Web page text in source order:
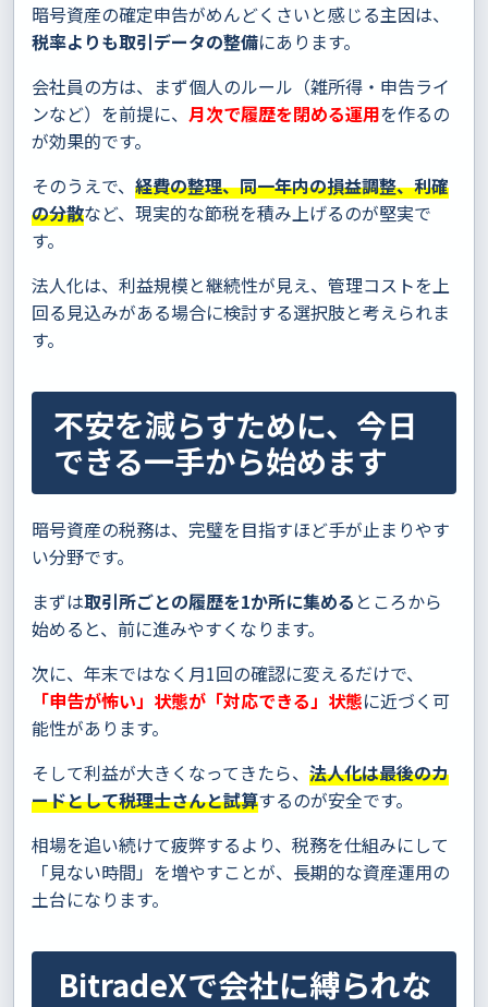
暗号資産の確定申告がめんどくさいと感じる主因は、
税率よりも取引データの整備にあります。
会社員の方は、まず個人のルール（雑所得・申告ライ
ンなど）を前提に、 月次で履歴を閉める運用を作るの
が効果的です。
そのうえで、 経費の整理、同一年内の損益調整、利確
の分散など、現実的な節税を積み上げるのが堅実で
す。
法人化は、利益規模と継続性が見え、管理コストを上
回る見込みがある場合に検討する選択肢と考えられま
す。
不安を減らすために、今日
できる一手から始めます
暗号資産の税務は、完璧を目指すほど手が止まりやす
い分野です。
まずは取引所ごとの履歴を1か所に集める ところから
始めると、前に進みやすくなります。
次に、年末ではなく月1回の確認に変えるだけで、
「申告が怖い」状態が「対応できる」状態に近づく可
能性があります。
そして利益が大きくなってきたら、 法人化は最後のカ
ードとして税理士さんと試算するのが安全です。
相場を追い続けて疲弊するより、税務を仕組みにして
「見ない時間」を増やすことが、長期的な資産運用の
土台になります。
BitradeXで会社に縛られな